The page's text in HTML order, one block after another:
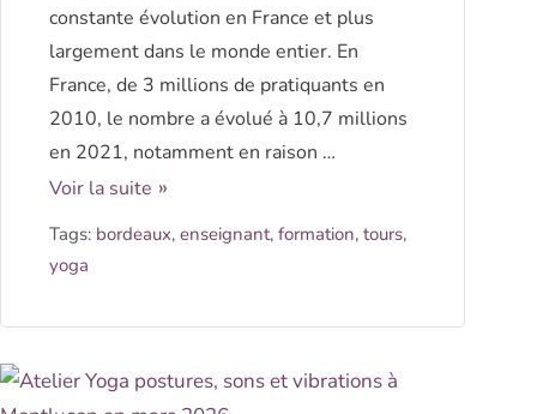
constante évolution en France et plus
largement dans le monde entier. En
France, de 3 millions de pratiquants en
2010, le nombre a évolué à 10,7 millions
en 2021, notamment en raison …
Voir la suite
Tags: bordeaux, enseignant, formation, tours,
yoga